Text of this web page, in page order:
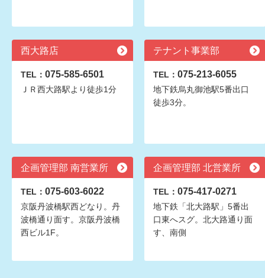
西大路店
TEL： 075-585-6501
ＪＲ西大路駅より徒歩1分
テナント事業部
TEL： 075-213-6055
地下鉄烏丸御池駅5番出口
徒歩3分。
企画管理部 南営業所
TEL： 075-603-6022
京阪丹波橋駅西どなり。丹
波橋通り面す。京阪丹波橋
西ビル1F。
企画管理部 北営業所
TEL： 075-417-0271
地下鉄「北大路駅」5番出
口東へスグ。北大路通り面
す、南側